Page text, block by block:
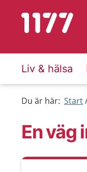
Till startsidan för
Liv & hälsa
Du är här: Start
En väg